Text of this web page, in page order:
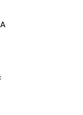
do
GX2806